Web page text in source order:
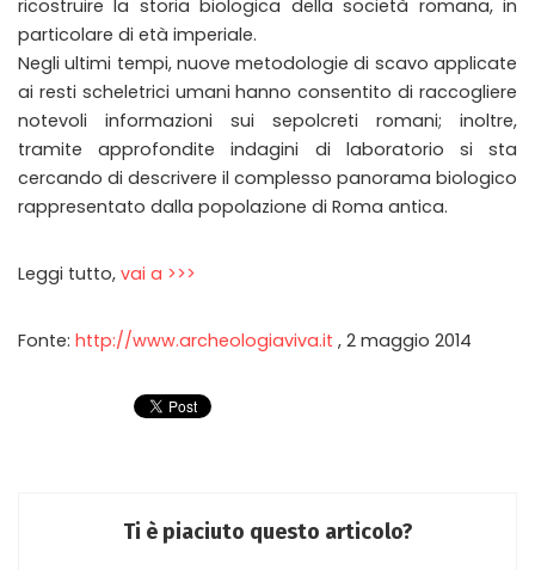
ricostruire la storia biologica della società romana, in
particolare di età imperiale.
Negli ultimi tempi, nuove metodologie di scavo applicate
ai resti scheletrici umani hanno consentito di raccogliere
notevoli informazioni sui sepolcreti romani; inoltre,
tramite approfondite indagini di laboratorio si sta
cercando di descrivere il complesso panorama biologico
rappresentato dalla popolazione di Roma antica.
Leggi tutto, vai a >>>
Fonte: http://www.archeologiaviva.it , 2 maggio 2014
Ti è piaciuto questo articolo?